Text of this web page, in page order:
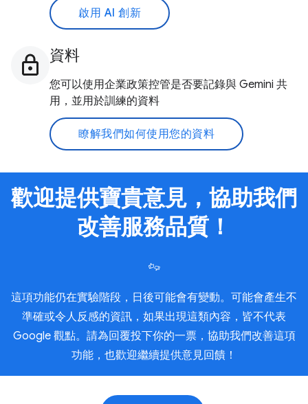
啟用 AI 創新
資料
您可以使用企業政策控管是否要記錄與 Gemini 共
用，並用於訓練的資料
瞭解我們如何使用您的資料
歡迎提供寶貴意見，協助我們
改善服務品質！
這項功能仍在實驗階段，日後可能會有變動。可能會產生不
準確或令人反感的資訊，如果出現這類內容，皆不代表
Google 觀點。請為回覆投下你的一票，協助我們改善這項
功能，也歡迎繼續提供意見回饋！